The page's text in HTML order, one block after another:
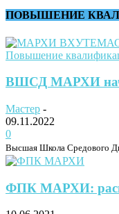
ПОВЫШЕНИЕ
Повышение
ВШСД МАРХИ
Мастер -
09.11.2022
0
Высшая Школа Средового
ФПК МАРХИ: